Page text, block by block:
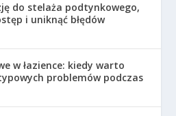
do stelaża podtynkowego,
i uniknąć błędów
w łazience: kiedy warto
problemów podczas